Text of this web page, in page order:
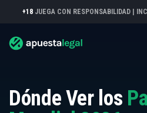
+18JUEGA CON RESPONSABILIDAD |
Dónde Ver los